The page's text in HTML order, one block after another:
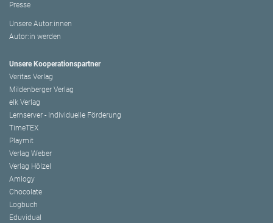
Presse
Unsere Autor:innen
Autor:in werden
Unsere Kooperationspartner
Veritas Verlag
Mildenberger Verlag
elk Verlag
Lernserver - Individuelle Förderung
TimeTEX
Playmit
Verlag Weber
Verlag Hölzel
Amlogy
Chocolate
Logbuch
Eduvidual